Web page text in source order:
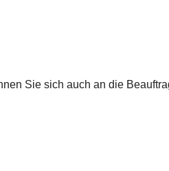
Sie sich auch an die